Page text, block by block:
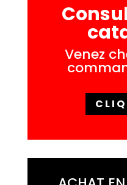
Venez